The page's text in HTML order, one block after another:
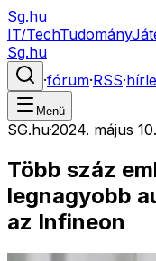
Sg.hu
IT/TechTudomány
Sg.hu
·fórum·RSS·
Menü
SG.hu·2024. május 10.
Több száz
legnagyobb
az Infineon